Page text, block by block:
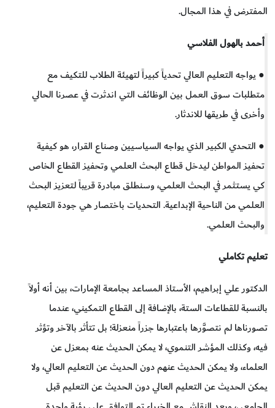
المفترض في هذا المجال.
أحمد بالهول الفلاسي
● يواجه التعليم العالي تحدياً كبيراً لتهيئة الطلاب للتكيف مع
متطلبات سوق العمل بين الوظائف التي اندثرت في عصرنا الحالي
وأخرى في طريقها للاندثار.
● التحدي الكبير الذي يواجه السياسيين وصناع القرار، هو كيفية
تحفيز المواطن ليدخل قطاع البحث العلمي وتحفيز القطاع الخاص
كي يستثمر في البحث العلمي، وسنطلق مبادرة قريباً لتعزيز البحث
العلمي من الناحية الإبداعية. التحديات باختصار هي جودة التعليم،
والبحث العلمي.
تعليم تكاملي
الدكتور علي إبراهيم، الأستاذ المساعد بجامعة الإمارات، بين أنه أولاً
بالنسبة للقطاعات الستة، بالإضافة إلى القطاع التمكيني، عندما
تصورناها لم نتصوَّرها باعتبارها جزراً منعزلة؛ بل تتأثر بالآخر وتؤثر
فيه، وكذلك المؤشر التنموي، لا يمكن الحديث عنه بمعزل عن
العلماء، ولا يمكن الحديث عنهم دون الحديث عن التعليم العالي، ولا
يمكن الحديث عن التعليم العالي دون الحديث عن التعليم قبل